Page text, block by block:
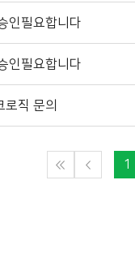
인필요합니다
인필요합니다
로직 문의
1